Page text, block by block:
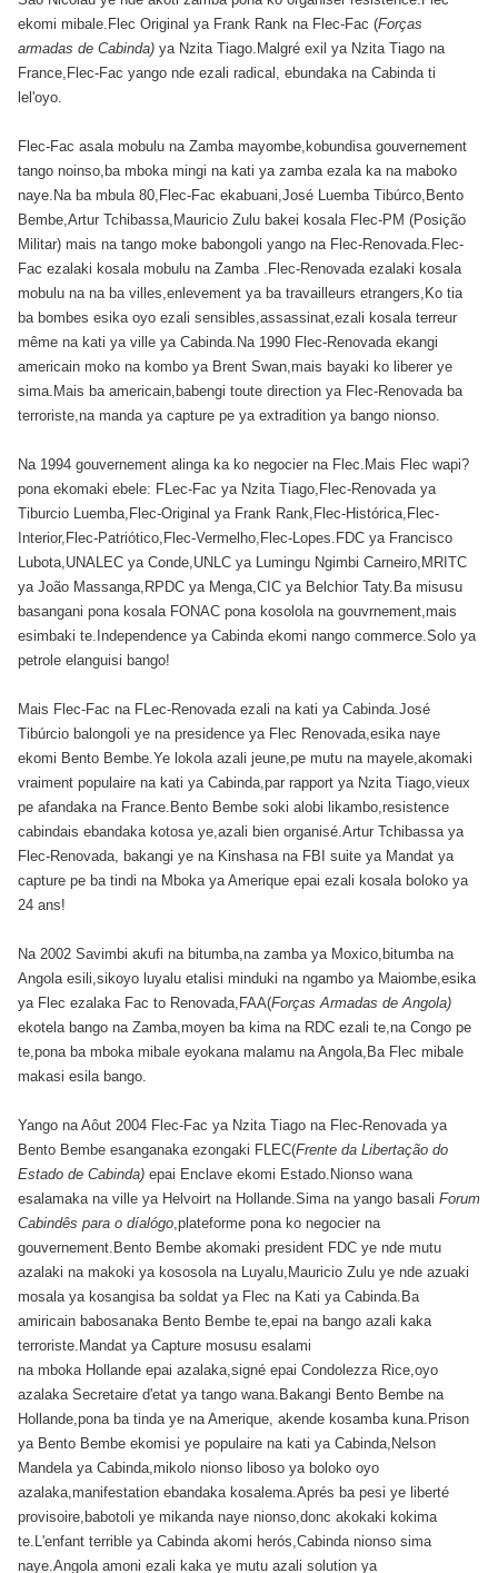
ekomi mibale.Flec Original ya Frank Rank na Flec-Fac (Forças
armadas de Cabinda) ya Nzita Tiago.Malgré exil ya Nzita Tiago na
France,Flec-Fac yango nde ezali radical, ebundaka na Cabinda ti
lel'oyo.
Flec-Fac asala mobulu na Zamba mayombe,kobundisa gouvernement
tango noinso,ba mboka mingi na kati ya zamba ezala ka na maboko
naye.Na ba mbula 80,Flec-Fac ekabuani,José Luemba Tibúrco,Bento
Bembe,Artur Tchibassa,Mauricio Zulu bakei kosala Flec-PM (Posição
Militar) mais na tango moke babongoli yango na Flec-Renovada.Flec-
Fac ezalaki kosala mobulu na Zamba .Flec-Renovada ezalaki kosala
mobulu na na ba villes,enlevement ya ba travailleurs etrangers,Ko tia
ba bombes esika oyo ezali sensibles,assassinat,ezali kosala terreur
même na kati ya ville ya Cabinda.Na 1990 Flec-Renovada ekangi
americain moko na kombo ya Brent Swan,mais bayaki ko liberer ye
sima.Mais ba americain,babengi toute direction ya Flec-Renovada ba
terroriste,na manda ya capture pe ya extradition ya bango nionso.
Na 1994 gouvernement alinga ka ko negocier na Flec.Mais Flec wapi?
pona ekomaki ebele: FLec-Fac ya Nzita Tiago,Flec-Renovada ya
Tiburcio Luemba,Flec-Original ya Frank Rank,Flec-Histórica,Flec-
Interior,Flec-Patriótico,Flec-Vermelho,Flec-Lopes.FDC ya Francisco
Lubota,UNALEC ya Conde,UNLC ya Lumingu Ngimbi Carneiro,MRITC
ya João Massanga,RPDC ya Menga,CIC ya Belchior Taty.Ba misusu
basangani pona kosala FONAC pona kosolola na gouvrnement,mais
esimbaki te.Independence ya Cabinda ekomi nango commerce.Solo ya
petrole elanguisi bango!
Mais Flec-Fac na FLec-Renovada ezali na kati ya Cabinda.José
Tibúrcio balongoli ye na presidence ya Flec Renovada,esika naye
ekomi Bento Bembe.Ye lokola azali jeune,pe mutu na mayele,akomaki
vraiment populaire na kati ya Cabinda,par rapport ya Nzita Tiago,vieux
pe afandaka na France.Bento Bembe soki alobi likambo,resistence
cabindais ebandaka kotosa ye,azali bien organisé.Artur Tchibassa ya
Flec-Renovada, bakangi ye na Kinshasa na FBI suite ya Mandat ya
capture pe ba tindi na Mboka ya Amerique epai ezali kosala boloko ya
24 ans!
Na 2002 Savimbi akufi na bitumba,na zamba ya Moxico,bitumba na
Angola esili,sikoyo luyalu etalisi minduki na ngambo ya Maiombe,esika
ya Flec ezalaka Fac to Renovada,FAA(Forças Armadas de Angola)
ekotela bango na Zamba,moyen ba kima na RDC ezali te,na Congo pe
te,pona ba mboka mibale eyokana malamu na Angola,Ba Flec mibale
makasi esila bango.
Yango na Aôut 2004 Flec-Fac ya Nzita Tiago na Flec-Renovada ya
Bento Bembe esanganaka ezongaki FLEC(Frente da Libertação do
Estado de Cabinda) epai Enclave ekomi Estado.Nionso wana
esalamaka na ville ya Helvoirt na Hollande.Sima na yango basali Forum
Cabindês para o díalógo,plateforme pona ko negocier na
gouvernement.Bento Bembe akomaki president FDC ye nde mutu
azalaki na makoki ya kososola na Luyalu,Mauricio Zulu ye nde azuaki
mosala ya kosangisa ba soldat ya Flec na Kati ya Cabinda.Ba
amiricain babosanaka Bento Bembe te,epai na bango azali kaka
terroriste.Mandat ya Capture mosusu esalami
na mboka Hollande epai azalaka,signé epai Condolezza Rice,oyo
azalaka Secretaire d'etat ya tango wana.Bakangi Bento Bembe na
Hollande,pona ba tinda ye na Amerique, akende kosamba kuna.Prison
ya Bento Bembe ekomisi ye populaire na kati ya Cabinda,Nelson
Mandela ya Cabinda,mikolo nionso liboso ya boloko oyo
azalaka,manifestation ebandaka kosalema.Aprés ba pesi ye liberté
provisoire,babotoli ye mikanda naye nionso,donc akokaki kokima
te.L'enfant terrible ya Cabinda akomi herós,Cabinda nionso sima
naye.Angola amoni ezali kaka ye mutu azali solution ya